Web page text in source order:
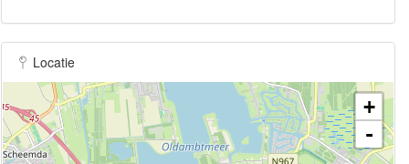
Locatie
+
-